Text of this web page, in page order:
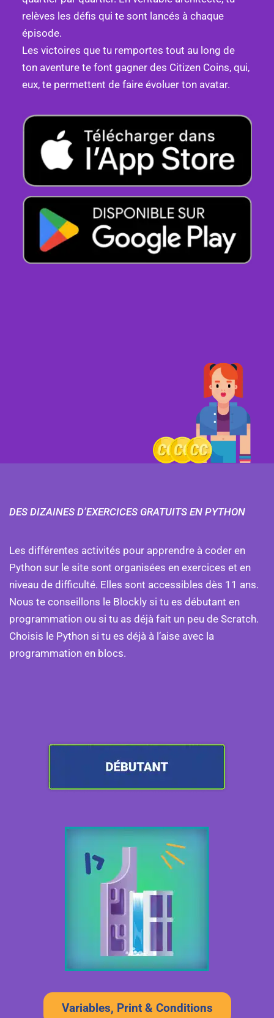
relèves les défis qui te sont lancés à chaque
épisode.
Les victoires que tu remportes tout au long de
ton aventure te font gagner des Citizen Coins, qui,
eux, te permettent de faire évoluer ton avatar.
DES DIZAINES D’EXERCICES GRATUITS EN PYTHON
Les différentes activités pour apprendre à coder en
Python sur le site sont organisées en exercices et en
niveau de difficulté. Elles sont accessibles dès 11 ans.
Nous te conseillons le Blockly si tu es débutant en
programmation ou si tu as déjà fait un peu de Scratch.
Choisis le Python si tu es déjà à l’aise avec la
programmation en blocs.
Variables, Print & Conditions